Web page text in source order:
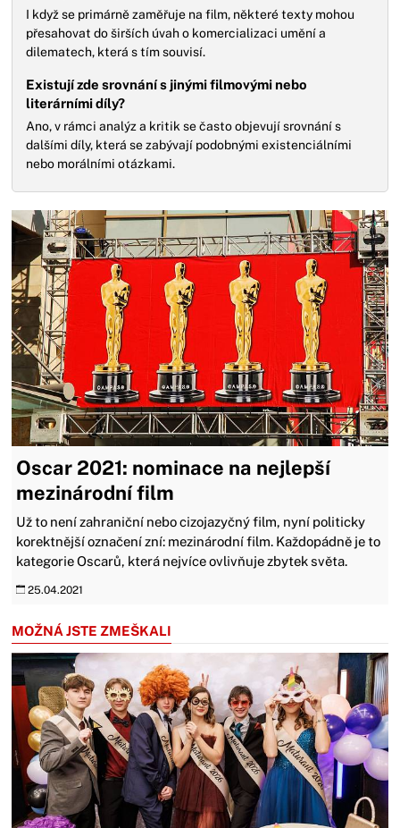
I když se primárně zaměřuje na film, některé texty mohou
přesahovat do širších úvah o komercializaci umění a
dilematech, která s tím souvisí.
Existují zde srovnání s jinými filmovými nebo
literárními díly?
Ano, v rámci analýz a kritik se často objevují srovnání s
dalšími díly, která se zabývají podobnými existenciálními
nebo morálními otázkami.
Oscar 2021: nominace na nejlepší
mezinárodní film
Už to není zahraniční nebo cizojazyčný film, nyní politicky
korektnější označení zní: mezinárodní film. Každopádně je to
kategorie Oscarů, která nejvíce ovlivňuje zbytek světa.
25.04.2021
MOŽNÁ JSTE ZMEŠKALI